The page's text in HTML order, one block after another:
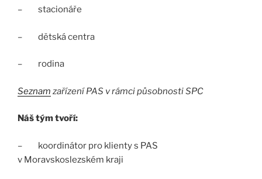
– stacionáře
– dětská centra
– rodina
Seznam zařízení PAS v rámci působnosti SPC
Náš tým tvoří:
– koordinátor pro klienty s PAS
v Moravskoslezském kraji